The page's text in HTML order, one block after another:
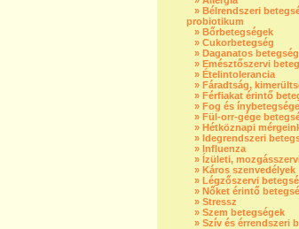
» Bélrendszeri
probiotikum
» Bőrbetegségek
» Cukorbetegség
» Daganatos
» Emésztőszervi
» Ételintolerancia
» Fáradtság,
» Férfiakat érintő
» Fog és
» Fül-orr-gége
» Hétköznapi
» Idegrendszeri
» Influenza
» Ízületi,
» Káros szenvedélyek
» Légzőszervi
» Nőket érintő
» Stressz
» Szem betegségek
» Szív és érrendszeri